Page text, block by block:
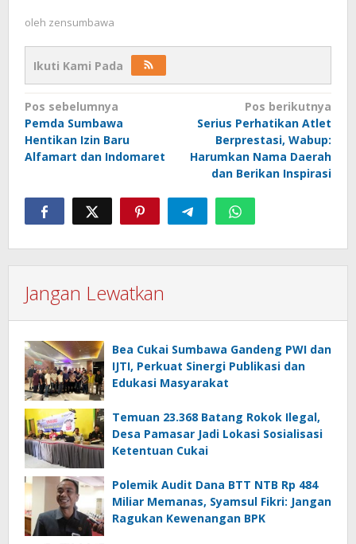
oleh zensumbawa
Ikuti Kami Pada
Navigasi
pos
Pos sebelumnya
Pemda Sumbawa
Hentikan Izin Baru
Alfamart dan Indomaret
Pos berikutnya
Serius Perhatikan Atlet
Berprestasi, Wabup:
Harumkan Nama Daerah
dan Berikan Inspirasi
Jangan Lewatkan
Bea Cukai Sumbawa Gandeng PWI dan
IJTI, Perkuat Sinergi Publikasi dan
Edukasi Masyarakat
Temuan 23.368 Batang Rokok Ilegal,
Desa Pamasar Jadi Lokasi Sosialisasi
Ketentuan Cukai
Polemik Audit Dana BTT NTB Rp 484
Miliar Memanas, Syamsul Fikri: Jangan
Ragukan Kewenangan BPK